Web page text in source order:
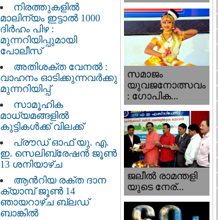
നിരത്തുകളിൽ
മാലിന്യം ഇട്ടാൽ 1000
ദിർഹം പിഴ :
മുന്നറിയിപ്പുമായി
പോലീസ്
അതിശക്ത വേനൽ :
വാഹനം ഓടിക്കുന്നവർക്കു
മുന്നറിയിപ്പ്
സാമൂഹിക
മാധ്യമങ്ങളിൽ
കുട്ടികൾക്ക് വിലക്ക്
പ്രൗഡ് ഓഫ് യു. എ.
ഇ. സെലിബ്രേഷൻ ജൂൺ
13 ശനിയാഴ്ച
ആൻറിയ രക്ത ദാന
ക്യാമ്പ് ജൂൺ 14
ഞായറാഴ്ച ബ്ലഡ്
ബാങ്കിൽ
സമാജം
യുവജനോത്സവം
: ഗോപിക...
ജലീല്‍ രാമന്തളി
യുടെ നേര്...